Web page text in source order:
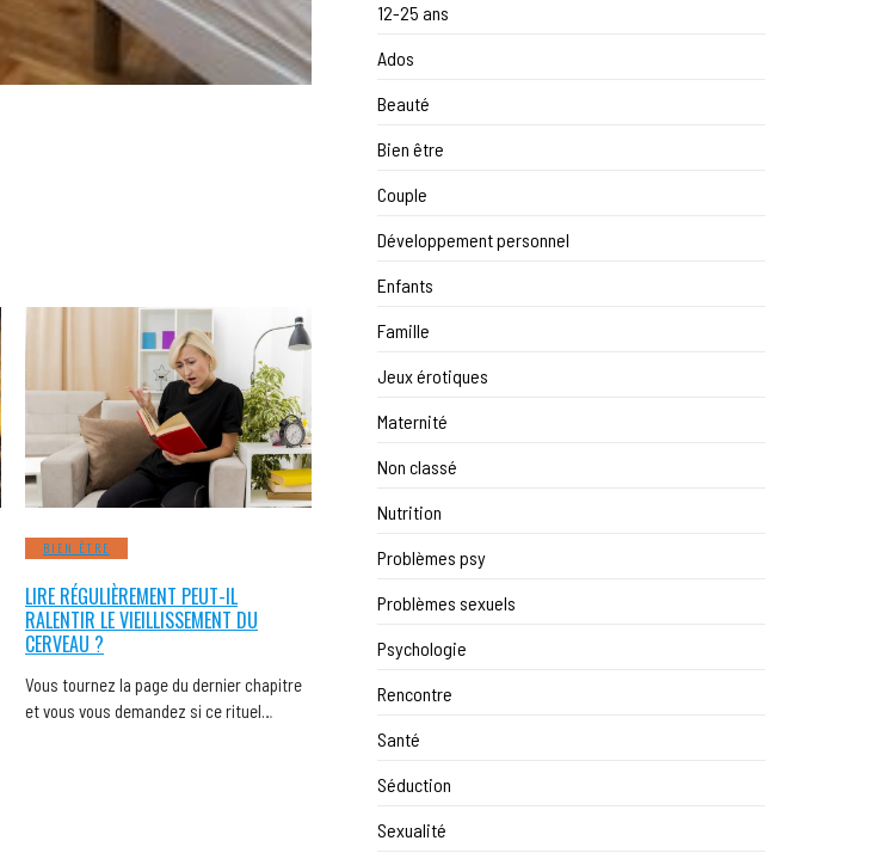
BIEN ÊTRE
LIRE RÉGULIÈREMENT PEUT-IL
RALENTIR LE VIEILLISSEMENT DU
CERVEAU ?
Vous tournez la page du dernier chapitre
et vous vous demandez si ce rituel…
12-25 ans
Ados
Beauté
Bien être
Couple
Développement personnel
Enfants
Famille
Jeux érotiques
Maternité
Non classé
Nutrition
Problèmes psy
Problèmes sexuels
Psychologie
Rencontre
Santé
Séduction
Sexualité